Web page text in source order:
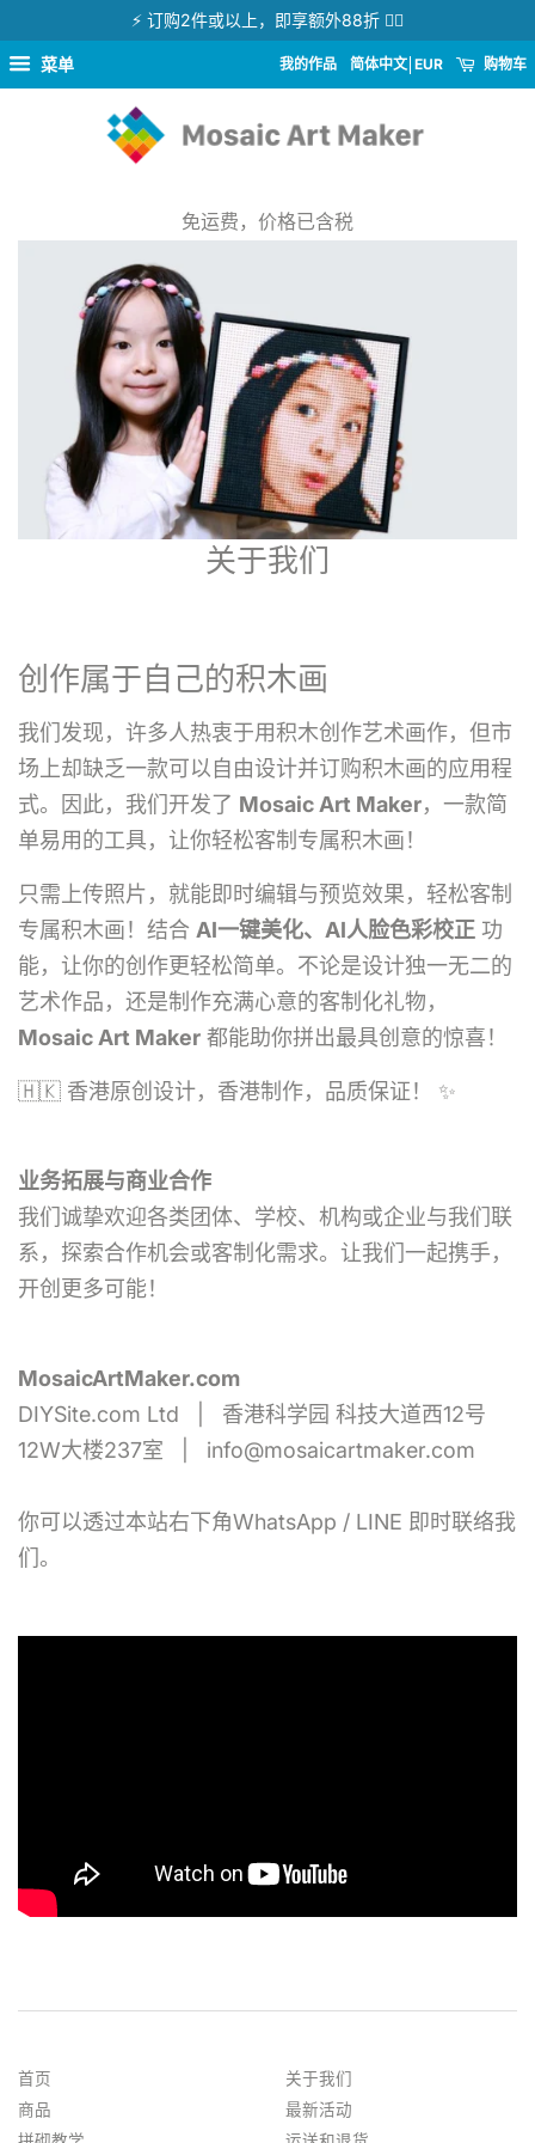
⚡ 订购2件或以上，即享额外88折 👉🏻
菜单 我的作品 简体中文 EUR 购物车
免运费，价格已含税
关于我们
创作属于自己的积木画
我们发现，许多人热衷于用积木创作艺术画作，但市
场上却缺乏一款可以自由设计并订购积木画的应用程
式。因此，我们开发了 Mosaic Art Maker，一款简
单易用的工具，让你轻松客制专属积木画！
只需上传照片，就能即时编辑与预览效果，轻松客制
专属积木画！结合 AI一键美化、AI人脸色彩校正 功
能，让你的创作更轻松简单。不论是设计独一无二的
艺术作品，还是制作充满心意的客制化礼物，
Mosaic Art Maker 都能助你拼出最具创意的惊喜！
🇭🇰 香港原创设计，香港制作，品质保证！ ✨
业务拓展与商业合作
我们诚挚欢迎各类团体、学校、机构或企业与我们联
系，探索合作机会或客制化需求。让我们一起携手，
开创更多可能！
MosaicArtMaker.com
DIYSite.com Ltd | 香港科学园 科技大道西12号
12W大楼237室 | info@mosaicartmaker.com
你可以透过本站右下角WhatsApp / LINE 即时联络我
们。
首页
商品
关于我们
最新活动